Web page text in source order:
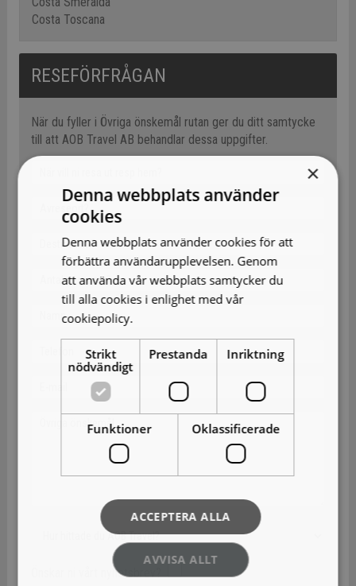
Costa Toscana
RESEFÖRFRÅGAN
När du fyller i Övriga önskemål rutan ger du ditt samtycke
till att AOB Travel AB behandlar dessa uppgifter.
Önskar ni vårt nyhetsbrev?
×
Denna webbplats använder
cookies
Denna webbplats använder cookies för att
förbättra användarupplevelsen. Genom
att använda vår webbplats samtycker du
till alla cookies i enlighet med vår
cookiepolicy.
Strikt
nödvändigt
Prestanda Inriktning
Funktioner Oklassificerade
ACCEPTERA ALLA
AVVISA ALLT